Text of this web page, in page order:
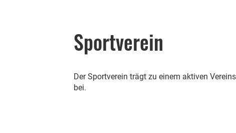
Sportverein
Der Sportverein trägt zu einem aktiven
bei.